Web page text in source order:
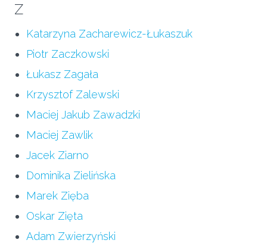
Z
Katarzyna Zacharewicz-Łukaszuk
Piotr Zaczkowski
Łukasz Zagała
Krzysztof Zalewski
Maciej Jakub Zawadzki
Maciej Zawlik
Jacek Ziarno
Dominika Zielińska
Marek Zięba
Oskar Zięta
Adam Zwierzyński